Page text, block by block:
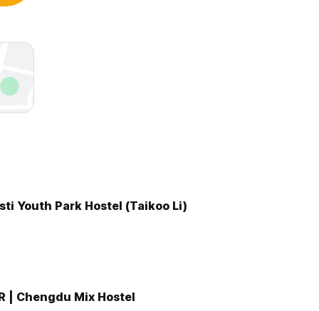
Youth Park Hostel (Taikoo Li)
| Chengdu Mix Hostel